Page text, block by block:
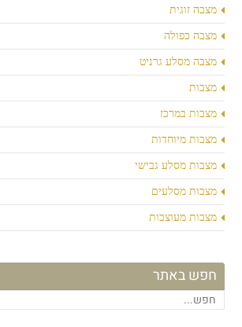
מצבה זוגית
מצבה כפולה
מצבה מסלע גרניט
מצבות
מצבות במרכז
מצבות מיוחדות
מצבות מסלע גבישי
מצבות מסלעים
מצבות מעוצבות
חפש באתר